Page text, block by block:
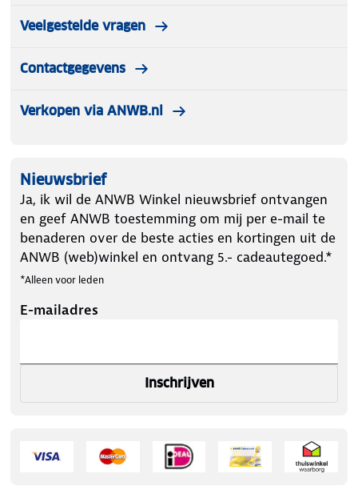
Veelgestelde vragen
Contactgegevens
Verkopen via ANWB.nl
Nieuwsbrief
Ja, ik wil de ANWB Winkel nieuwsbrief ontvangen
en geef ANWB toestemming om mij per e-mail te
benaderen over de beste acties en kortingen uit de
ANWB (web)winkel en ontvang 5.- cadeautegoed.*
*Alleen voor leden
E-mailadres
Inschrijven